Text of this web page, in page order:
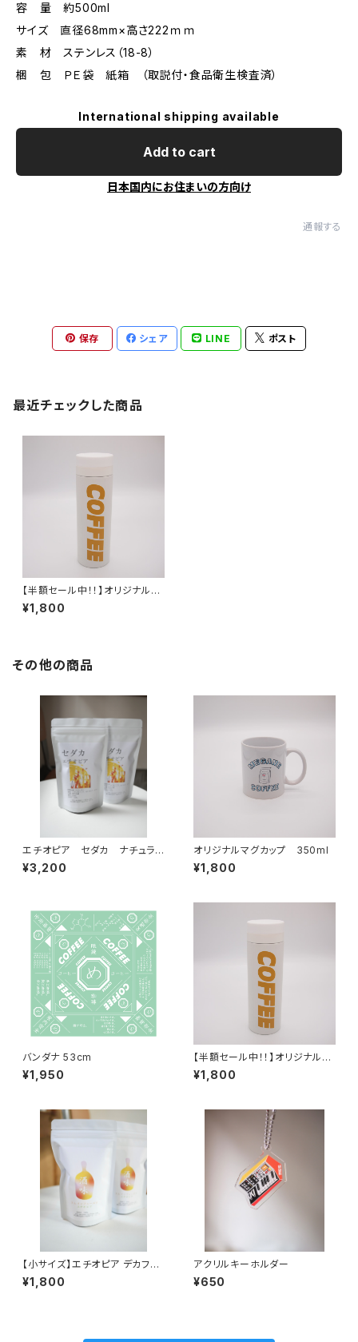
容 量 約500ml
サイズ 直径68mm×高さ222ｍｍ
素 材 ステンレス（18-8）
梱 包 ＰＥ袋 紙箱 （取説付・食品衛生検査済）
International shipping available
Add to cart
日本国内にお住まいの方向け
通報する
保存 シェア LINE ポスト
最近チェックした商品
【半額セール中！！】オリジナルサ
¥1,800
その他の商品
エチオピア セダカ ナチュラ
ル 240ｇ 中深煎り
¥3,200
オリジナルマグカップ 350ml
¥1,800
バンダナ 53cm
¥1,950
【半額セール中！！】オリジナルサ
¥1,800
【小サイズ】エチオピア デカフ
ェ インフューズド ラム 中煎
り 120ｇ
¥1,800
アクリルキーホルダー
¥650